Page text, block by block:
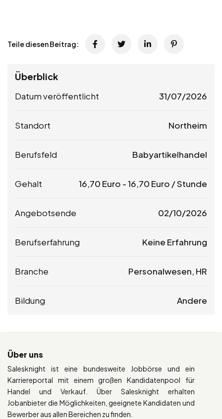
Teile diesen Beitrag:
Überblick
Datum veröffentlicht 31/07/2026
Standort Northeim
Berufsfeld Babyartikelhandel
Gehalt 16,70 Euro -16,70 Euro / Stunde
Angebotsende 02/10/2026
Berufserfahrung Keine Erfahrung
Branche Personalwesen, HR
Bildung Andere
Über uns
Salesknight ist eine bundesweite Jobbörse und ein
Karriereportal mit einem großen Kandidatenpool für
Handel und Verkauf. Über Salesknight erhalten
Jobanbieter die Möglichkeiten, geeignete Kandidaten und
Bewerber aus allen Bereichen zu finden.